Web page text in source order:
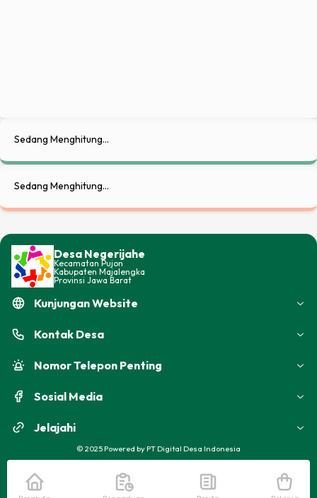
Sedang Menghitung...
Sedang Menghitung...
Desa Negerijahe
Kecamatan Pujon
Kabupaten Majalengka
Provinsi Jawa Barat
Kunjungan Website
Kontak Desa
Nomor Telepon Penting
Sosial Media
Jelajahi
© 2025Powered byPT Digital Desa Indonesia